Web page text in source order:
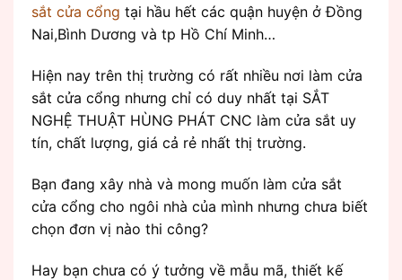
sắt cửa cổng tại hầu hết các quận huyện ở Đồng
Nai,Bình Dương và tp Hồ Chí Minh…
Hiện nay trên thị trường có rất nhiều nơi làm cửa
sắt cửa cổng nhưng chỉ có duy nhất tại SẮT
NGHỆ THUẬT HÙNG PHÁT CNC làm cửa sắt uy
tín, chất lượng, giá cả rẻ nhất thị trường.
Bạn đang xây nhà và mong muốn làm cửa sắt
cửa cổng cho ngôi nhà của mình nhưng chưa biết
chọn đơn vị nào thi công?
Hay bạn chưa có ý tưởng về mẫu mã, thiết kế